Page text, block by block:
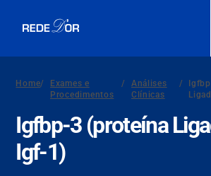
Home/
Exames e
Procedimentos
/
Análises
Clínicas
/
Igfbp-3 (proteína
Igf-1)